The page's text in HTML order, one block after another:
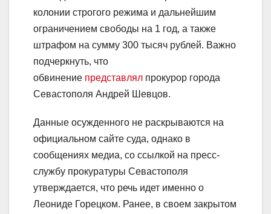
колонии строгого режима и дальнейшим
ограничением свободы на 1 год, а также
штрафом на сумму 300 тысяч рублей. Важно
подчеркнуть, что
обвинение представлял прокурор города
Севастополя Андрей Шевцов.
Данные осужденного не раскрываются на
официальном сайте суда, однако в
сообщениях медиа, со ссылкой на пресс-
службу прокуратуры Севастополя
утверждается, что речь идет именно о
Леониде Горецком. Ранее, в своем закрытом